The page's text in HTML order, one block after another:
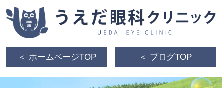
＜ ホームページTOP ＜ ブログTOP